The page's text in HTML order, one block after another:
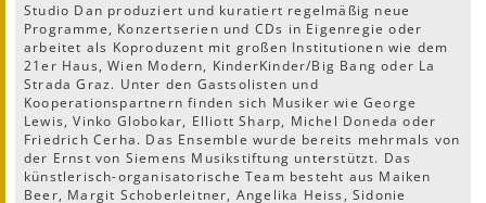
Studio Dan produziert und kuratiert regelmäßig neue
Programme, Konzertserien und CDs in Eigenregie oder
arbeitet als Koproduzent mit großen Institutionen wie dem
21er Haus, Wien Modern, KinderKinder/Big Bang oder La
Strada Graz. Unter den Gastsolisten und
Kooperationspartnern finden sich Musiker wie George
Lewis, Vinko Globokar, Elliott Sharp, Michel Doneda oder
Friedrich Cerha. Das Ensemble wurde bereits mehrmals von
der Ernst von Siemens Musikstiftung unterstützt. Das
künstlerisch-organisatorische Team besteht aus Maiken
Beer, Margit Schoberleitner, Angelika Heiss, Sidonie